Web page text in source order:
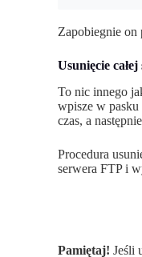
Zapobiegnie on
Usunięcie
To nic innego
wpisze w pasku
czas, a
Procedura
serwera FTP i
Pamiętaj! Jeśli